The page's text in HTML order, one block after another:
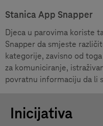
Stanica App Snapper
Djeca u parovima koriste
Snapper da smjeste
kategorije, zavisno od
za komuniciranje,
povratnu informaciju da li
Inicijativa